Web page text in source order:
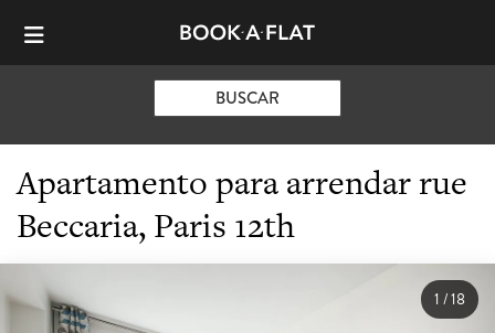
BUSCAR
Apartamento para arrendar rue
Beccaria, Paris 12th
1 /18